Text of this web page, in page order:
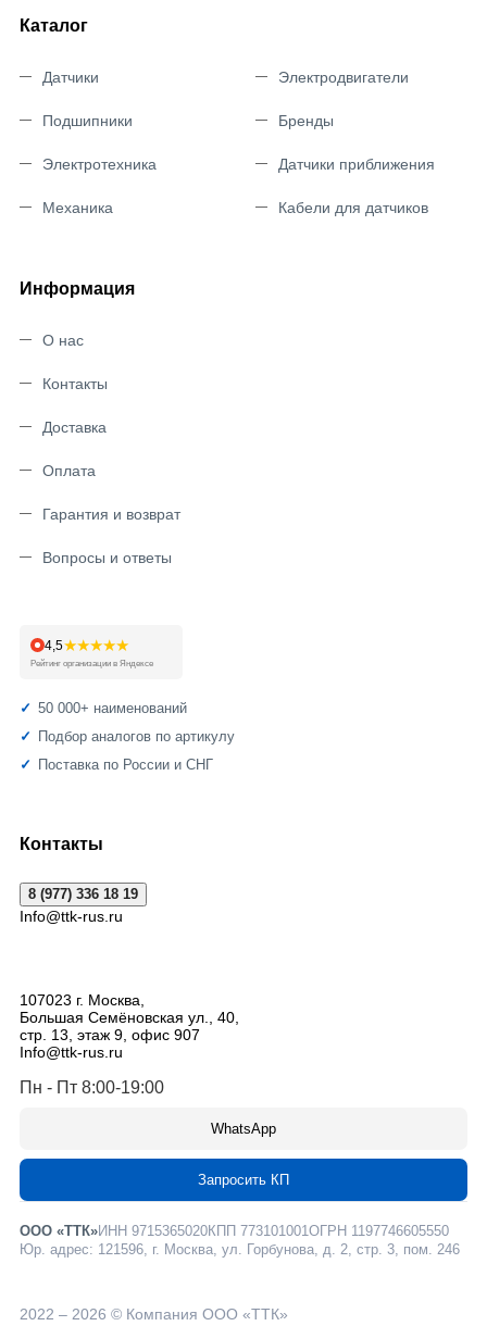
Каталог
Датчики
Подшипники
Электротехника
Механика
Электродвигатели
Бренды
Датчики приближения
Кабели для датчиков
Информация
О нас
Контакты
Доставка
Оплата
Гарантия и возврат
Вопросы и ответы
4,5★★★★★
Рейтинг организации в Яндексе
50 000+ наименований
Подбор аналогов по артикулу
Поставка по России и СНГ
Контакты
8 (977) 336 18 19
Info@ttk-rus.ru
107023 г. Москва,
Большая Семёновская ул., 40,
стр. 13, этаж 9, офис 907
Info@ttk-rus.ru
Пн - Пт 8:00-19:00
WhatsApp
Запросить КП
ООО «ТТК»ИНН 9715365020КПП 773101001ОГРН 1197746605550
Юр. адрес: 121596, г. Москва, ул. Горбунова, д. 2, стр. 3, пом. 246
2022 – 2026 © Компания ООО «ТТК»